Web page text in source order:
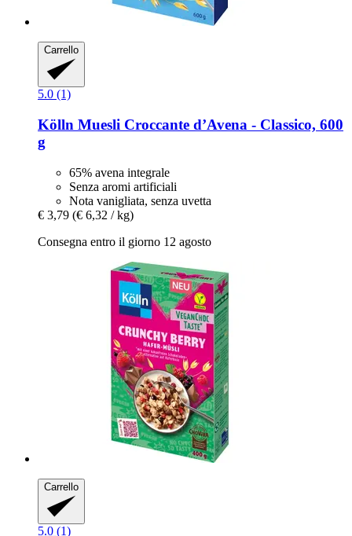
Carrello
5.0 (1)
Kölln Muesli Croccante d’Avena -​ Classico, 600
g
65% avena integrale
Senza aromi artificiali
Nota vanigliata, senza uvetta
€ 3,79 (€ 6,32 / kg)
Consegna entro il giorno 12 agosto
Carrello
5.0 (1)